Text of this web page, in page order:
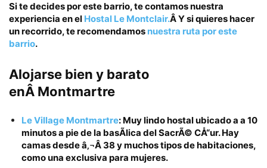
Si te decides por este barrio, te contamos nuestra
experiencia en el Hostal Le Montclair.ÂY si quieres hacer
un recorrido, te recomendamos nuestra ruta por este
barrio.
Alojarse bien y barato
enÂ Montmartre
Le Village Montmartre: Muy lindo hostal ubicado a a 10
minutos a pie de la basÃ­lica del SacrÃ© CÅ“ur. Hay
camas desdeâ‚¬Â 38 y muchos tipos de habitaciones,
como una exclusiva para mujeres.